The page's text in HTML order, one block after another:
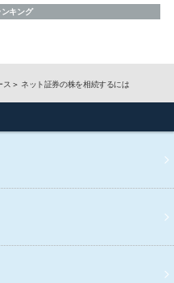
キング
ス ネット証券の株を相続するには